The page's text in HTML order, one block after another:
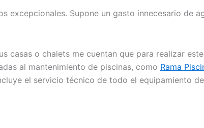
excepcionales. Supone un gasto innecesario
casas o chalets me cuentan que para realizar
al mantenimiento de piscinas, como Rama
el servicio técnico de todo el equipamiento